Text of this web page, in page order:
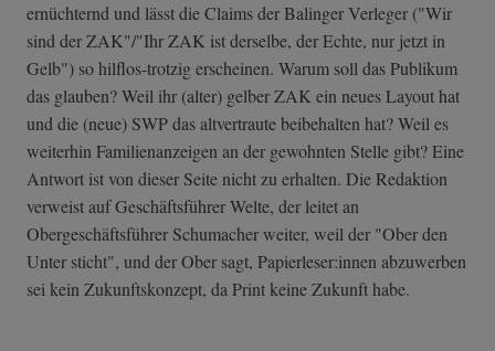
ernüchternd und lässt die Claims der Balinger Verleger ("Wir
sind der ZAK"/"Ihr ZAK ist derselbe, der Echte, nur jetzt in
Gelb") so hilflos-trotzig erscheinen. Warum soll das Publikum
das glauben? Weil ihr (alter) gelber ZAK ein neues Layout hat
und die (neue) SWP das altvertraute beibehalten hat? Weil es
weiterhin Familienanzeigen an der gewohnten Stelle gibt? Eine
Antwort ist von dieser Seite nicht zu erhalten. Die Redaktion
verweist auf Geschäftsführer Welte, der leitet an
Obergeschäftsführer Schumacher weiter, weil der "Ober den
Unter sticht", und der Ober sagt, Papierleser:innen abzuwerben
sei kein Zukunftskonzept, da Print keine Zukunft habe.